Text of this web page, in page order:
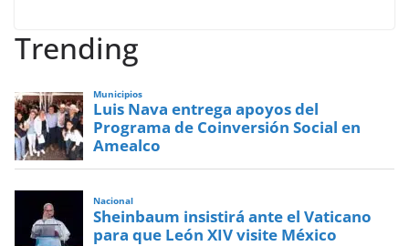
Trending
Municipios
Luis Nava entrega apoyos del
Programa de Coinversión Social en
Amealco
Nacional
Sheinbaum insistirá ante el Vaticano
para que León XIV visite México